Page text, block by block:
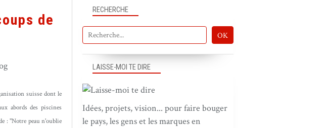
de
suisse dont le
abords des piscines
: "Notre peau n'oublie
RECHERCHE
LAISSE-MOI TE DIRE
Idées, projets, vision... pour faire bouger
le pays, les gens et les marques en